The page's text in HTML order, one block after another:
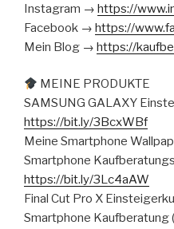
Instagram → https://
Facebook → https://
Mein Blog → https://
MEINE PRODUKTE
SAMSUNG GALAXY
https://bit.ly/3BcxWBf
Meine Smartphone
Smartphone
https://bit.ly/3Lc4aAW
Final Cut Pro X
Smartphone